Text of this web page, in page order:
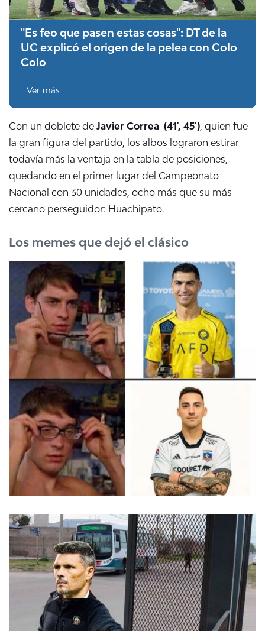
"Es feo que pasen estas cosas": DT de la
UC explicó el origen de la pelea con Colo
Colo
Ver más
Con un doblete de Javier Correa (41', 45'), quien fue
la gran figura del partido, los albos lograron estirar
todavía más la ventaja en la tabla de posiciones,
quedando en el primer lugar del Campeonato
Nacional con 30 unidades, ocho más que su más
cercano perseguidor: Huachipato.
Los memes que dejó el clásico